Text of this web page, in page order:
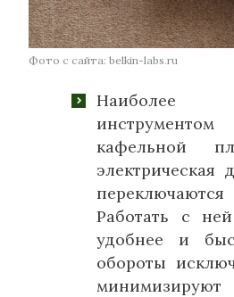
Фото с сайта: belkin-labs.ru
Наиболее
кафельной
электрическая
Работать с
удобнее и
обороты